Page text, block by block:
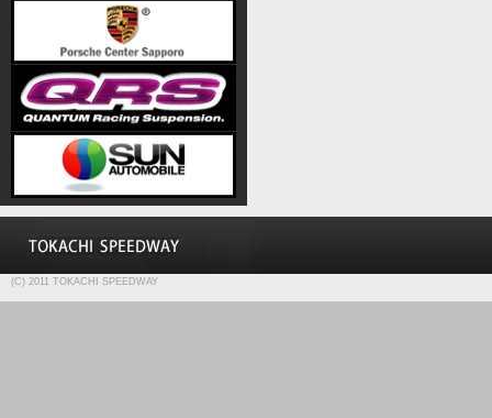
(C) 2011 TOKACHI SPEEDWAY